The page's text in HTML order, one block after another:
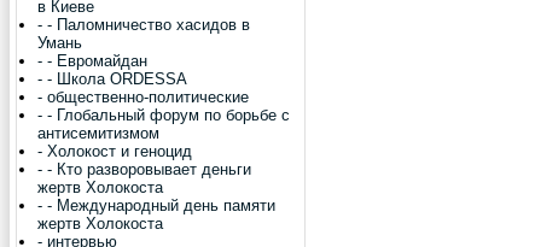
в Киеве
- - Паломничество хасидов в
Умань
- - Евромайдан
- - Школа ORDESSA
- общественно-политические
- - Глобальный форум по борьбе с
антисемитизмом
- Холокост и геноцид
- - Кто разворовывает деньги
жертв Холокоста
- - Международный день памяти
жертв Холокоста
- интервью